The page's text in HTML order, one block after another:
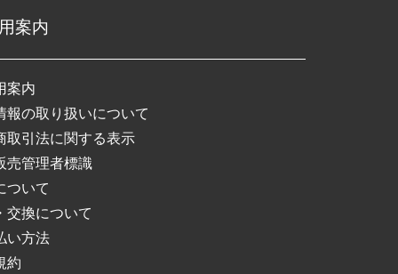
案内
案内
報の取り扱いについて
取引法に関する表示
売管理者標識
ついて
交換について
い方法
約